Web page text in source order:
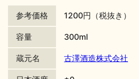
日本酒の楽しみ方特集
参考価格 1200円（税抜き）
容量 300ml
蔵元名 古澤酒造株式会社